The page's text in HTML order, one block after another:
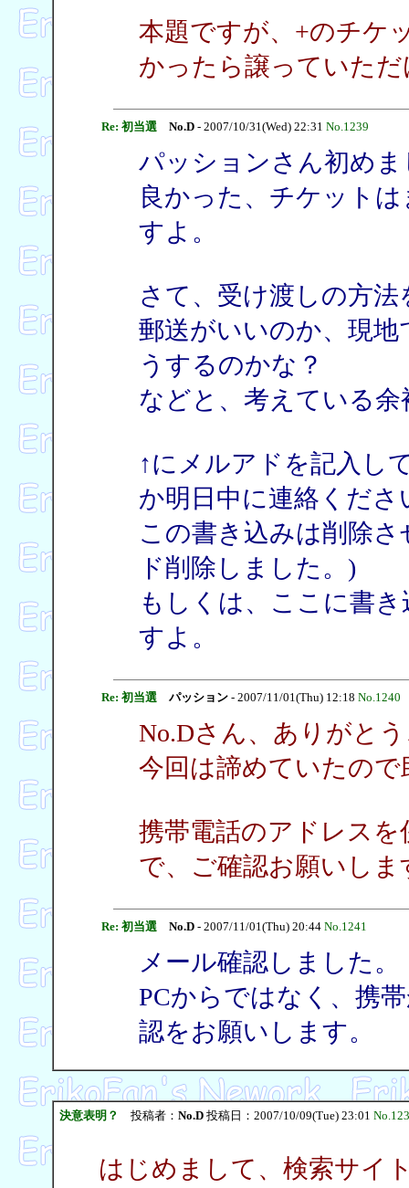
本題ですが、+のチケ
かったら譲っていた
Re: 初当選 No.D- 2007/10/31(Wed) 22:31 No.1239
パッションさん初めま
良かった、チケット
すよ。
さて、受け渡しの方
郵送がいいのか、現
うするのかな？
などと、考えている
↑にメルアドを記入し
か明日中に連絡くだ
この書き込みは削除
ド削除しました。)
もしくは、ここに書
すよ。
Re: 初当選 パッション- 2007/11/01(Thu) 12:18 No.1240
No.Dさん、ありがと
今回は諦めていたの
携帯電話のアドレス
で、ご確認お願いしま
Re: 初当選 No.D- 2007/11/01(Thu) 20:44 No.1241
メール確認しました。
PCからではなく、携
認をお願いします。
決意表明？ 投稿者： No.D投稿日：2007/10/09(Tue) 23:01
はじめまして、検索サイ